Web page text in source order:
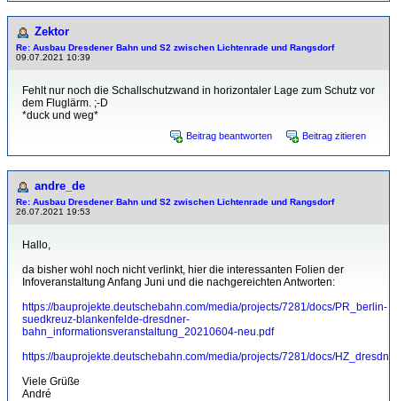
Zektor
Re: Ausbau Dresdener Bahn und S2 zwischen Lichtenrade und Rangsdorf
09.07.2021 10:39
Fehlt nur noch die Schallschutzwand in horizontaler Lage zum Schutz vor
dem Fluglärm. ;-D
*duck und weg*
Beitrag beantworten Beitrag zitieren
andre_de
Re: Ausbau Dresdener Bahn und S2 zwischen Lichtenrade und Rangsdorf
26.07.2021 19:53
Hallo,
da bisher wohl noch nicht verlinkt, hier die interessanten Folien der
Infoveranstaltung Anfang Juni und die nachgereichten Antworten:
https://bauprojekte.deutschebahn.com/media/projects/7281/docs/PR_berlin-
suedkreuz-blankenfelde-dresdner-
bahn_informationsveranstaltung_20210604-neu.pdf
https://bauprojekte.deutschebahn.com/media/projects/7281/docs/
Viele Grüße
André